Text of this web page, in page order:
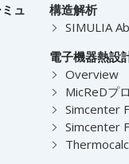
ュ
構造解析
SIMULIA
電子機器熱設
Overview
MicReDプ
Simcenter
Simcenter
Thermocalc